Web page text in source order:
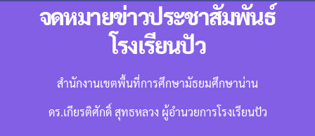
จดหมายข่าวประชาสัมพันธ์
โรงเรียนปัว
สำนักงานเขตพื้นที่การศึกษามัธยมศึกษาน่าน
ดร.เกียรติศักดิ์ สุทธหลวง ผู้อำนวยการโรงเรียนปัว